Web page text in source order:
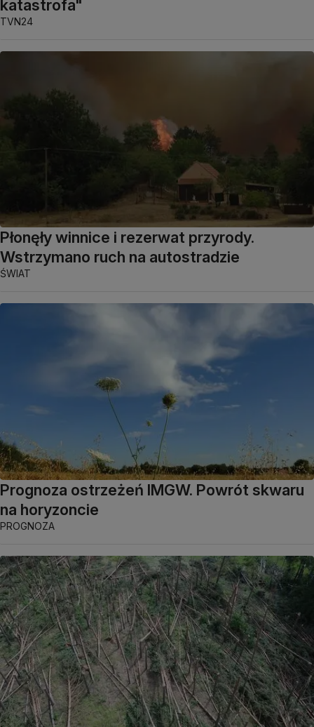
katastrofa"
TVN24
Płonęły winnice i rezerwat przyrody.
Wstrzymano ruch na autostradzie
ŚWIAT
Prognoza ostrzeżeń IMGW. Powrót skwaru
na horyzoncie
PROGNOZA